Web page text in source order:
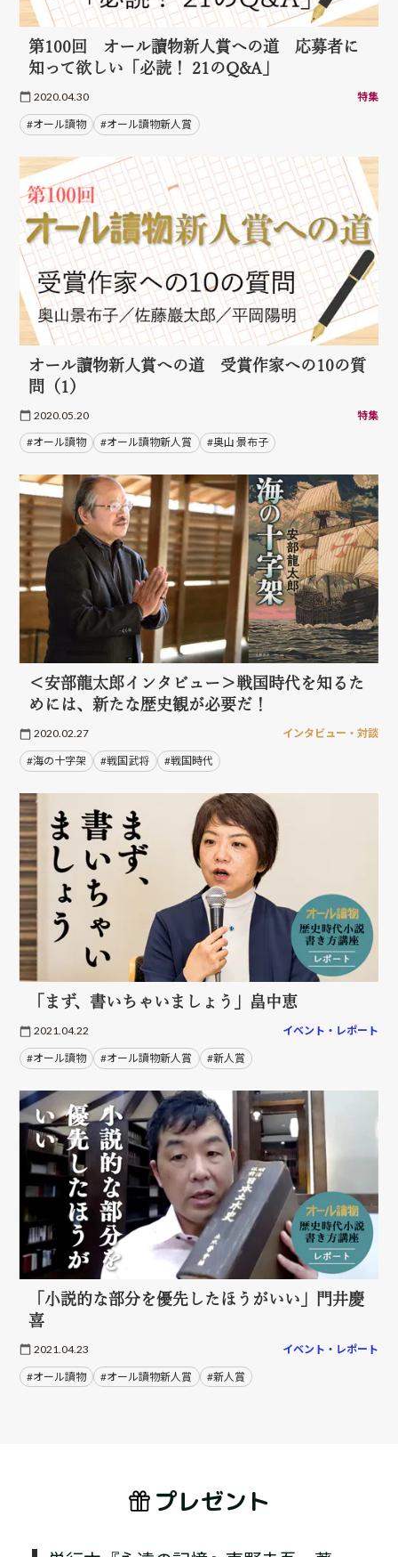
第100回 オール讀物新人賞への道 応募者に
知って欲しい「必読！ 21のQ&A」
2020.04.30 特集
#オール讀物 #オール讀物新人賞
オール讀物新人賞への道 受賞作家への10の質
問（1）
2020.05.20 特集
#オール讀物 #オール讀物新人賞 #奥山 景布子
＜安部龍太郎インタビュー＞戦国時代を知るた
めには、新たな歴史観が必要だ！
2020.02.27 インタビュー・対談
#海の十字架 #戦国武将 #戦国時代
「まず、書いちゃいましょう」畠中恵
2021.04.22 イベント・レポート
#オール讀物 #オール讀物新人賞 #新人賞
「小説的な部分を優先したほうがいい」門井慶
喜
2021.04.23 イベント・レポート
#オール讀物 #オール讀物新人賞 #新人賞
プレゼント